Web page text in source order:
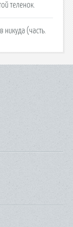
теленок.
(часть.